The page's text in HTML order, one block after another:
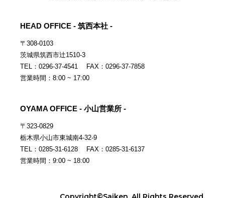
HEAD OFFICE - 筑西本社 -
〒308-0103
茨城県筑西市辻1510-3
TEL：0296-37-4541 FAX：0296-37-7858
営業時間：8:00 ~ 17:00
OYAMA OFFICE - 小山営業所 -
〒323-0829
栃木県小山市東城南4-32-9
TEL：0285-31-6128 FAX：0285-31-6137
営業時間：9:00 ~ 18:00